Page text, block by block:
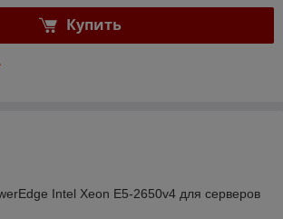
Купить
Intel Xeon E5-2650v4 для серверов